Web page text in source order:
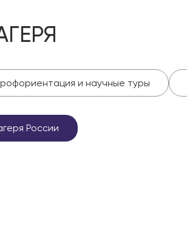
и научные туры
России